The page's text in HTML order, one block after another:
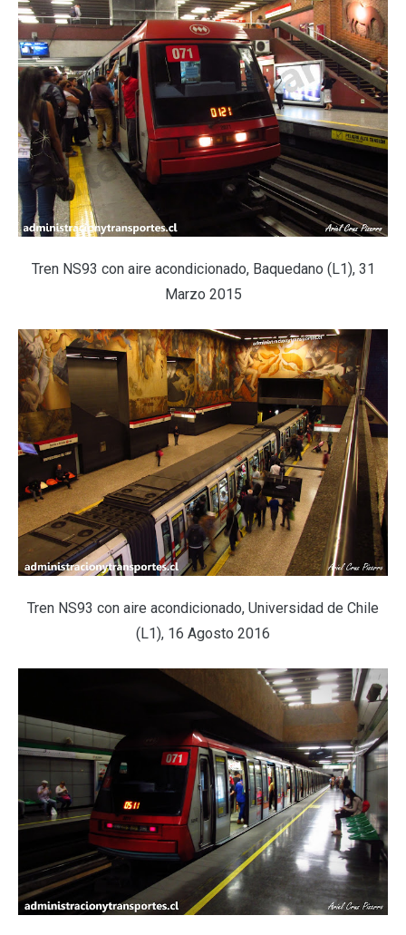
Tren NS93 con aire acondicionado, Baquedano (L1), 31
Marzo 2015
Tren NS93 con aire acondicionado, Universidad de Chile
(L1), 16 Agosto 2016